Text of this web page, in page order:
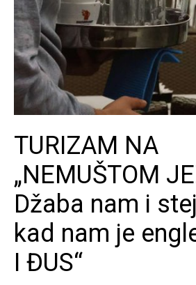
TURIZAM NA
„NEMUŠTOM
Džaba nam i
kad nam je
I ĐUS“